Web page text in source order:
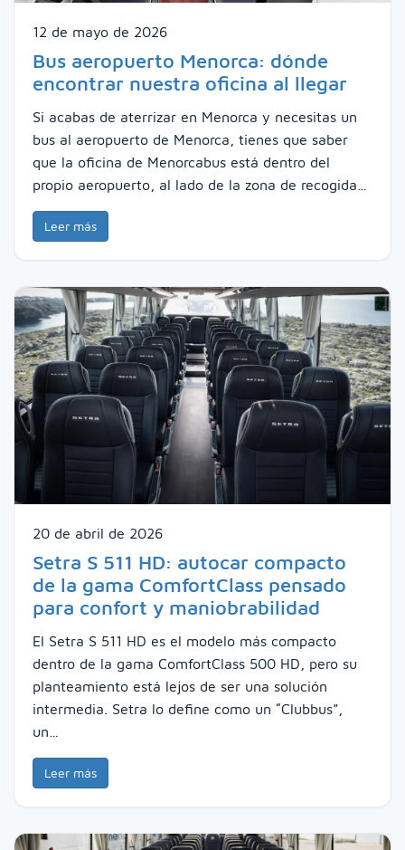
12 de mayo de 2026
Bus aeropuerto Menorca: dónde
encontrar nuestra oficina al llegar
Si acabas de aterrizar en Menorca y necesitas un
bus al aeropuerto de Menorca, tienes que saber
que la oficina de Menorcabus está dentro del
propio aeropuerto, al lado de la zona de recogida…
Leer más
20 de abril de 2026
Setra S 511 HD: autocar compacto
de la gama ComfortClass pensado
para confort y maniobrabilidad
El Setra S 511 HD es el modelo más compacto
dentro de la gama ComfortClass 500 HD, pero su
planteamiento está lejos de ser una solución
intermedia. Setra lo define como un “Clubbus”,
un…
Leer más